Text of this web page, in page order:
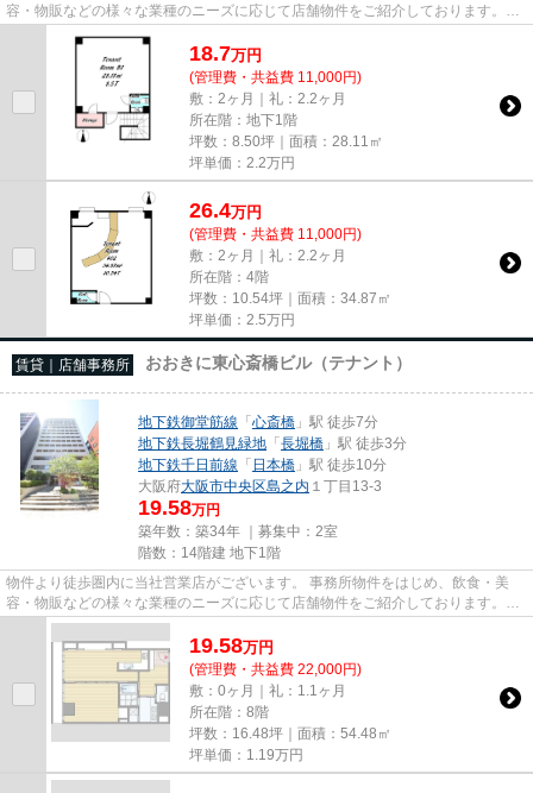
容・物販などの様々な業種のニーズに応じて店舗物件をご紹介しております。
尚、弊社ではおとり広告は一切...
18.7万円
(管理費・共益費 11,000円)
敷：2ヶ月｜礼：2.2ヶ月
所在階：地下1階
坪数：8.50坪｜面積：28.11㎡
坪単価： 2.2万円
26.4万円
(管理費・共益費 11,000円)
敷：2ヶ月｜礼：2.2ヶ月
所在階：4階
坪数：10.54坪｜面積：34.87㎡
坪単価： 2.5万円
賃貸｜店舗事務所 おおきに東心斎橋ビル（テナント）
地下鉄御堂筋線 「心斎橋 」駅 徒歩7分
地下鉄長堀鶴見緑地 「長堀橋 」駅 徒歩3分
地下鉄千日前線 「 日本橋 」駅 徒歩10分
大阪府大阪市中央区島之内 １丁目13-3
19.58万円
築年数：築34年 ｜募集中： 2室
階数：14階建 地下1階
物件より徒歩圏内に当社営業店がございます。 事務所物件をはじめ、飲食・美
容・物販などの様々な業種のニーズに応じて店舗物件をご紹介しております。
尚、弊社ではおとり広告は一切...
19.58万円
(管理費・共益費 22,000円)
敷：0ヶ月｜礼：1.1ヶ月
所在階：8階
坪数：16.48坪｜面積：54.48㎡
坪単価： 1.19万円